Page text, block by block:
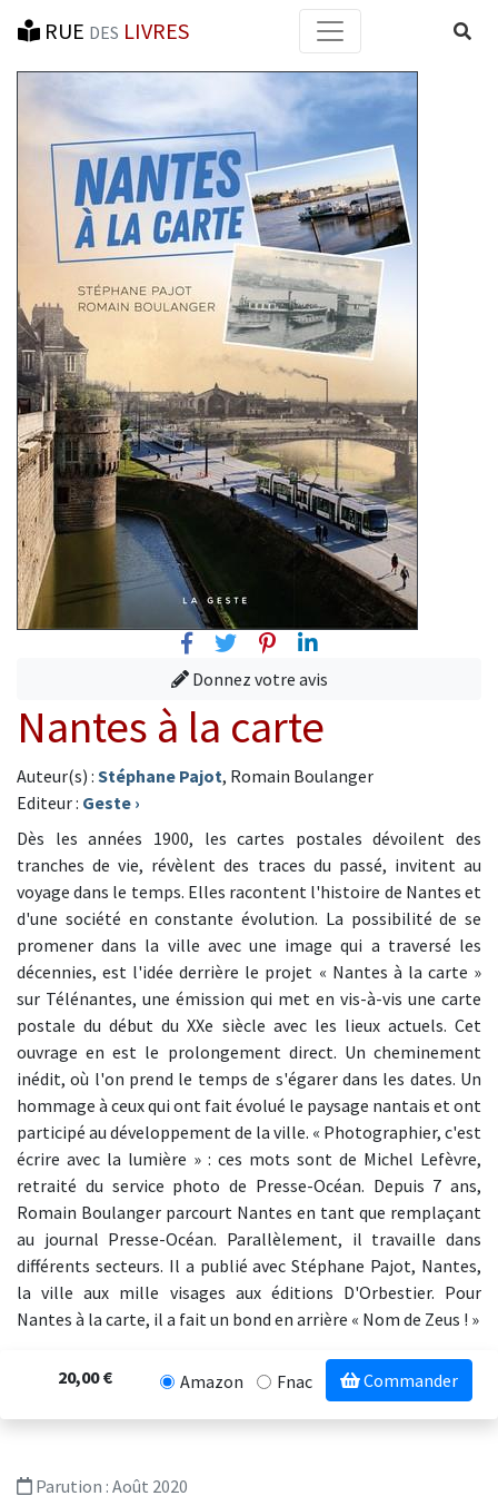
RUE DES LIVRES
FacebookTwitterPinterest
Linkedin
Donnez votre avis
Nantes à la carte
Auteur(s) : Stéphane Pajot, Romain Boulanger
Editeur : Geste ›
Dès les années 1900, les cartes postales dévoilent des
tranches de vie, révèlent des traces du passé, invitent au
voyage dans le temps. Elles racontent l'histoire de Nantes et
d'une société en constante évolution. La possibilité de se
promener dans la ville avec une image qui a traversé les
décennies, est l'idée derrière le projet « Nantes à la carte »
sur Télénantes, une émission qui met en vis-à-vis une carte
postale du début du XXe siècle avec les lieux actuels. Cet
ouvrage en est le prolongement direct. Un cheminement
inédit, où l'on prend le temps de s'égarer dans les dates. Un
hommage à ceux qui ont fait évolué le paysage nantais et ont
participé au développement de la ville. « Photographier, c'est
écrire avec la lumière » : ces mots sont de Michel Lefèvre,
retraité du service photo de Presse-Océan. Depuis 7 ans,
Romain Boulanger parcourt Nantes en tant que remplaçant
au journal Presse-Océan. Parallèlement, il travaille dans
différents secteurs. Il a publié avec Stéphane Pajot, Nantes,
la ville aux mille visages aux éditions D'Orbestier. Pour
Nantes à la carte, il a fait un bond en arrière « Nom de Zeus ! »
20,00 € Amazon Fnac Commander
Parution : Août 2020